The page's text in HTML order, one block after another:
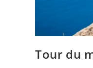
Tour du